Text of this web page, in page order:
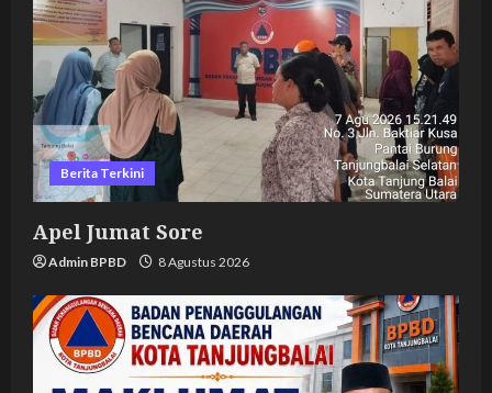
Berita Terkini
Apel Jumat Sore
Admin BPBD 8 Agustus 2026